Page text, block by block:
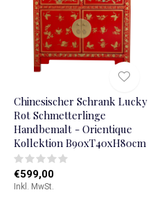
Chinesischer Schrank Lucky
Rot Schmetterlinge
Handbemalt - Orientique
Kollektion B90xT40xH80cm
€599,00
Inkl. MwSt.